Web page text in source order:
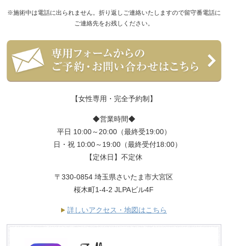
※施術中は電話に出られません。折り返しご連絡いたしますので留守番電話に
ご連絡先をお残しください。
【女性専用・完全予約制】
◆営業時間◆
平日 10:00～20:00（最終受19:00）
日・祝 10:00～19:00（最終受付18:00）
【定休日】不定休
〒330-0854 埼玉県さいたま市大宮区
桜木町1-4-2 JLPAビル4F
詳しいアクセス・地図はこちら